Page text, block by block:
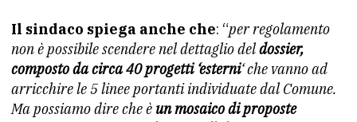
Il sindaco spiega anche che: “per regolamento
non è possibile scendere nel dettaglio deldossier,
composto da circa 40 progetti ‘esterni‘ che vanno ad
arricchire le 5 linee portanti individuate dal Comune.
Ma possiamo dire che è un mosaico di proposte